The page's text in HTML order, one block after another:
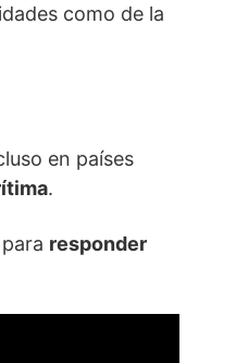
como de la
en países
.
responder